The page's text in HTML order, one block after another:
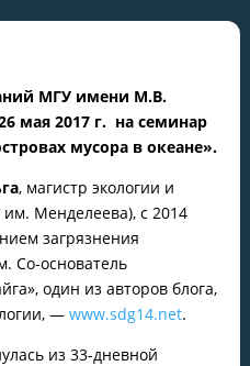
МГУ имени М.В.
мая 2017 г. на семинар
мусора в океане».
, магистр экологии и
Менделеева), с 2014
загрязнения
Со-основатель
один из авторов блога,
— www.sdg14.net.
из 33-дневной